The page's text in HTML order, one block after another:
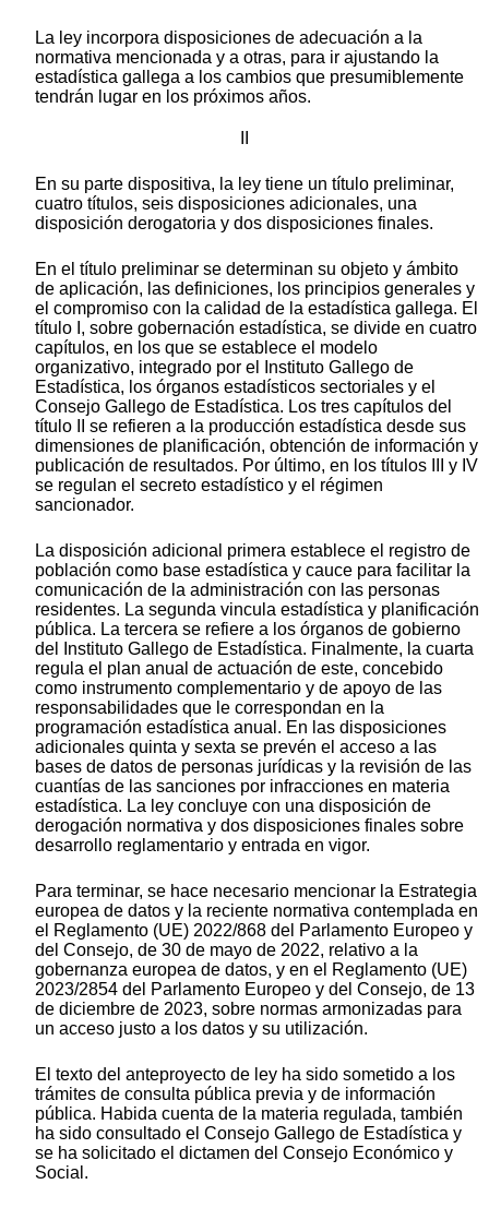
La ley incorpora disposiciones de adecuación a la
normativa mencionada y a otras, para ir ajustando la
estadística gallega a los cambios que presumiblemente
tendrán lugar en los próximos años.
En su parte dispositiva, la ley tiene un título preliminar,
cuatro títulos, seis disposiciones adicionales, una
disposición derogatoria y dos disposiciones finales.
En el título preliminar se determinan su objeto y ámbito
de aplicación, las definiciones, los principios generales y
el compromiso con la calidad de la estadística gallega. El
título I, sobre gobernación estadística, se divide en cuatro
capítulos, en los que se establece el modelo
organizativo, integrado por el Instituto Gallego de
Estadística, los órganos estadísticos sectoriales y el
Consejo Gallego de Estadística. Los tres capítulos del
título II se refieren a la producción estadística desde sus
dimensiones de planificación, obtención de información y
publicación de resultados. Por último, en los títulos III y IV
se regulan el secreto estadístico y el régimen
sancionador.
La disposición adicional primera establece el registro de
población como base estadística y cauce para facilitar la
comunicación de la administración con las personas
residentes. La segunda vincula estadística y planificación
pública. La tercera se refiere a los órganos de gobierno
del Instituto Gallego de Estadística. Finalmente, la cuarta
regula el plan anual de actuación de este, concebido
como instrumento complementario y de apoyo de las
responsabilidades que le correspondan en la
programación estadística anual. En las disposiciones
adicionales quinta y sexta se prevén el acceso a las
bases de datos de personas jurídicas y la revisión de las
cuantías de las sanciones por infracciones en materia
estadística. La ley concluye con una disposición de
derogación normativa y dos disposiciones finales sobre
desarrollo reglamentario y entrada en vigor.
Para terminar, se hace necesario mencionar la Estrategia
europea de datos y la reciente normativa contemplada en
el Reglamento (UE) 2022/868 del Parlamento Europeo y
del Consejo, de 30 de mayo de 2022, relativo a la
gobernanza europea de datos, y en el Reglamento (UE)
2023/2854 del Parlamento Europeo y del Consejo, de 13
de diciembre de 2023, sobre normas armonizadas para
un acceso justo a los datos y su utilización.
El texto del anteproyecto de ley ha sido sometido a los
trámites de consulta pública previa y de información
pública. Habida cuenta de la materia regulada, también
ha sido consultado el Consejo Gallego de Estadística y
se ha solicitado el dictamen del Consejo Económico y
Social.